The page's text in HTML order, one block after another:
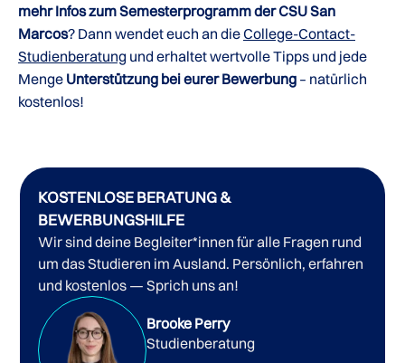
mehr Infos zum Semesterprogramm der CSU San
Marcos? Dann wendet euch an dieCollege-Contact-
Studienberatung und erhaltet wertvolle Tipps und jede
Menge Unterstützung bei eurer Bewerbung – natürlich
kostenlos!
KOSTENLOSE BERATUNG &
BEWERBUNGSHILFE
Wir sind deine Begleiter*innen für alle Fragen rund
um das Studieren im Ausland. Persönlich, erfahren
und kostenlos — Sprich uns an!
Brooke Perry
Studienberatung